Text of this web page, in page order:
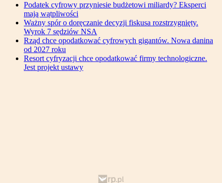
Podatek cyfrowy przyniesie budżetowi miliardy? Eksperci
mają wątpliwości
Ważny spór o doręczanie decyzji fiskusa rozstrzygnięty.
Wyrok 7 sędziów NSA
Rząd chce opodatkować cyfrowych gigantów. Nowa danina
od 2027 roku
Resort cyfryzacji chce opodatkować firmy technologiczne.
Jest projekt ustawy